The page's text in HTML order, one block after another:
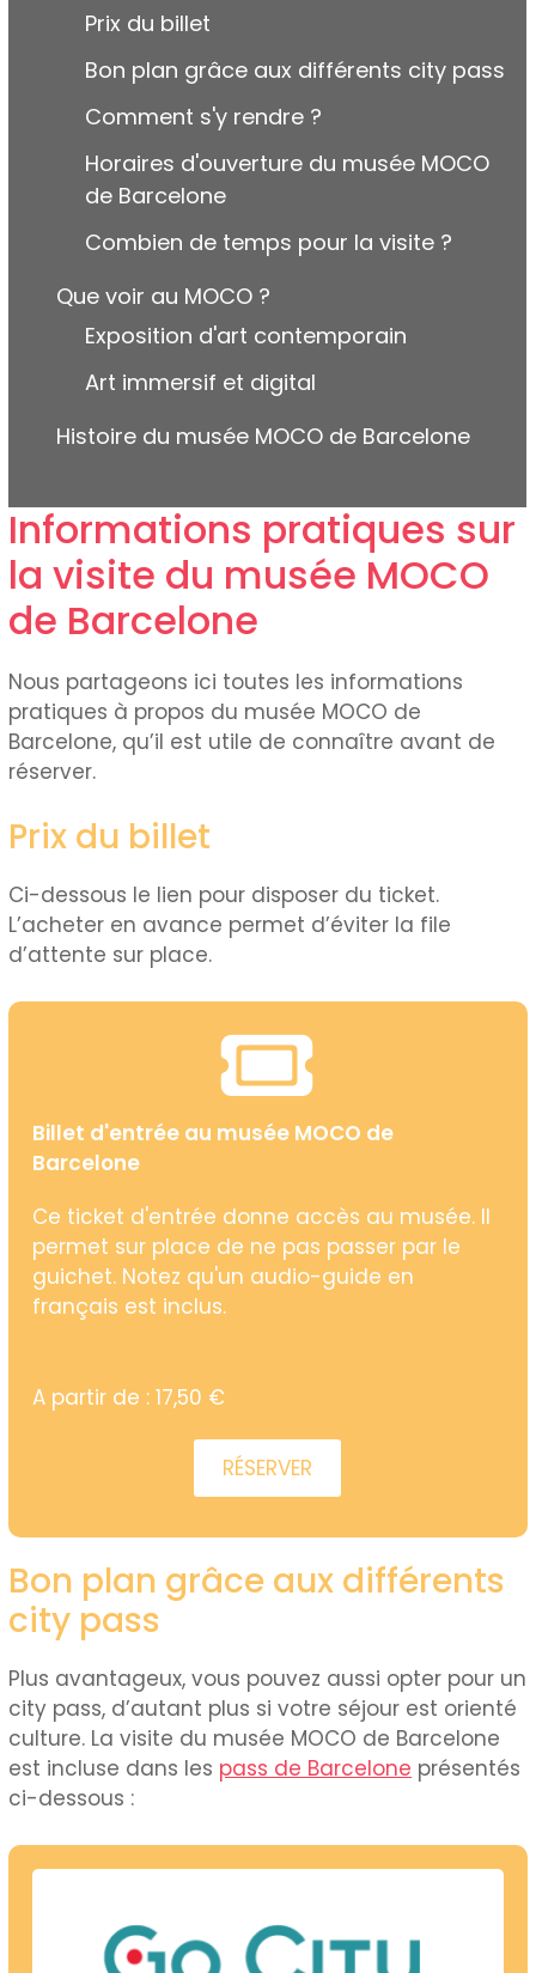
Prix du billet
Bon plan grâce aux différents city pass
Comment s'y rendre ?
Horaires d'ouverture du musée MOCO
de Barcelone
Combien de temps pour la visite ?
Que voir au MOCO ?
Exposition d'art contemporain
Art immersif et digital
Histoire du musée MOCO de Barcelone
Informations pratiques sur
la visite du musée MOCO
de Barcelone
Nous partageons ici toutes les informations
pratiques à propos du musée MOCO de
Barcelone, qu’il est utile de connaître avant de
réserver.
Prix du billet
Ci-dessous le lien pour disposer du ticket.
L’acheter en avance permet d’éviter la file
d’attente sur place.
Billet d'entrée au musée MOCO de
Barcelone
Ce ticket d'entrée donne accès au musée. Il
permet sur place de ne pas passer par le
guichet. Notez qu'un audio-guide en
français est inclus.
A partir de : 17,50 €
RÉSERVER
Bon plan grâce aux différents
city pass
Plus avantageux, vous pouvez aussi opter pour un
city pass, d’autant plus si votre séjour est orienté
culture. La visite du musée MOCO de Barcelone
est incluse dans les pass de Barcelone présentés
ci-dessous :